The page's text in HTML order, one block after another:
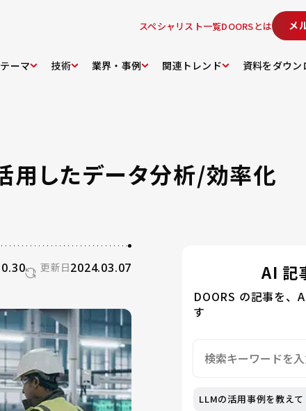
スペシャリスト一覧DOORSとは メ
テーマ 技術 業界・事例 関連トレンド 資料をダウン
用したデータ分析/効率化
更新日2024.03.07 AI 記
DOORS の記事を、
す
LLMの活用事例を教えて